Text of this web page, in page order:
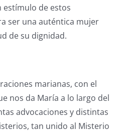
estímulo de estos
ser una auténtica mujer
de su dignidad.
marianas, con el
nos da María a lo largo del
advocaciones y distintas
tan unido al Misterio